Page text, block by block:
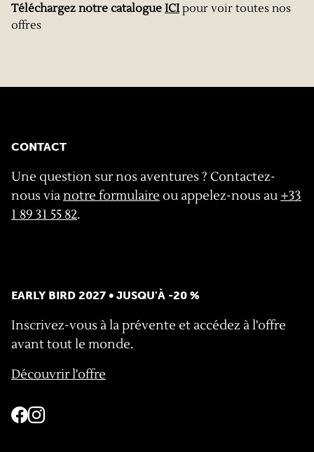
Téléchargez notre catalogue ICIpour voir toutes nos
offres
CONTACT
Une question sur nos aventures ? Contactez-
nous vianotre formulaire ou appelez-nous au +33
1 89 31 55 82.
EARLY BIRD 2027 • JUSQU'À -20 %
Inscrivez-vous à la prévente et accédez à l'offre
avant tout le monde.
Découvrir l'offre